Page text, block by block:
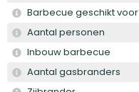
Barbecue geschikt voor
Aantal personen
Inbouw barbecue
Aantal gasbranders